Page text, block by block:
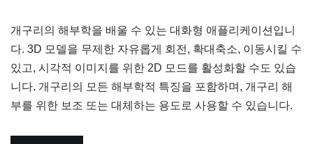
개구리의 해부학을 배울 수 있는 대화형 애플리케이션입니
다. 3D 모델을 무제한 자유롭게 회전, 확대축소, 이동시킬 수
있고, 시각적 이미지를 위한 2D 모드를 활성화할 수도 있습
니다. 개구리의 모든 해부학적 특징을 포함하며, 개구리 해
부를 위한 보조 또는 대체하는 용도로 사용할 수 있습니다.